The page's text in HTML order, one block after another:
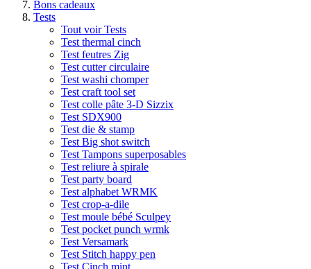
Bons cadeaux
Tests
Tout voir Tests
Test thermal cinch
Test feutres Zig
Test cutter circulaire
Test washi chomper
Test craft tool set
Test colle pâte 3-D Sizzix
Test SDX900
Test die & stamp
Test Big shot switch
Test Tampons superposables
Test reliure à spirale
Test party board
Test alphabet WRMK
Test crop-a-dile
Test moule bébé Sculpey
Test pocket punch wrmk
Test Versamark
Test Stitch happy pen
Test Cinch mint